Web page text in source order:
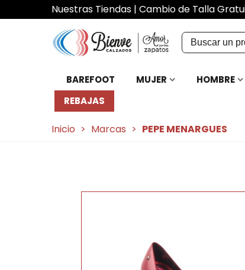
Nuestras Tiendas | Cambio de Talla
BAREFOOT MUJER HOMBRE
REBAJAS
Inicio > Marcas > PEPE MENARGUES